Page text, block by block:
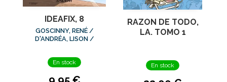
IDEAFIX, 8
GOSCINNY, RENÉ /
D'ANDRÉA, LISON /
En stock
RAZON DE TODO,
LA. TOMO 1
En stock